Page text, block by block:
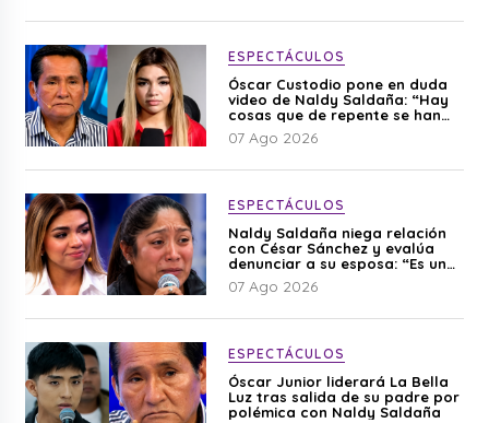
ESPECTÁCULOS
Óscar Custodio pone en duda
video de Naldy Saldaña: “Hay
cosas que de repente se han
editado”
07 Ago 2026
ESPECTÁCULOS
Naldy Saldaña niega relación
con César Sánchez y evalúa
denunciar a su esposa: “Es una
difamación”
07 Ago 2026
ESPECTÁCULOS
Óscar Junior liderará La Bella
Luz tras salida de su padre por
polémica con Naldy Saldaña